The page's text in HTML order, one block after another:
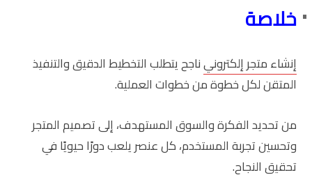
خلاصة
إنشاء متجر إلكترونيناجح يتطلب التخطيط الدقيق والتنفيذ
المتقن لكل خطوة من خطوات العملية.
من تحديد الفكرة والسوق المستهدف، إلى تصميم المتجر
وتحسين تجربة المستخدم، كل عنصر يلعب دورًا حيويًا في
تحقيق النجاح.